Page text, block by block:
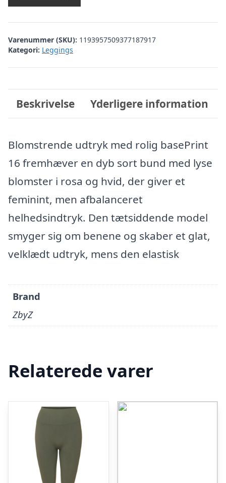
Varenummer (SKU): 1193957509377187917
Kategori: Leggings
Beskrivelse Yderligere information
Blomstrende udtryk med rolig basePrint
16 fremhæver en dyb sort bund med lyse
blomster i rosa og hvid, der giver et
feminint, men afbalanceret
helhedsindtryk. Den tætsiddende model
smyger sig om benene og skaber et glat,
velklædt udtryk, mens den elastisk
Brand
ZbyZ
Relaterede varer